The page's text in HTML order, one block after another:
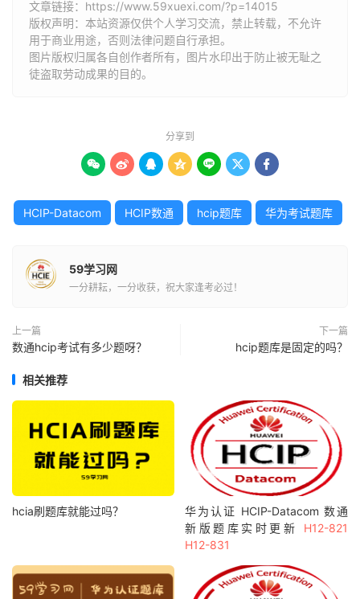
文章链接： https://www.59xuexi.com/?p=14015
版权声明：本站资源仅供个人学习交流，禁止转载，不允许
用于商业用途，否则法律问题自行承担。
图片版权归属各自创作者所有，图片水印出于防止被无耻之
徒盗取劳动成果的目的。
分享到
      
HCIP-Datacom HCIP数通 hcip题库 华为考试题库
59学习网
一分耕耘，一分收获，祝大家逢考必过！
上一篇
数通hcip考试有多少题呀？
下一篇
hcip题库是固定的吗？
相关推荐
hcia刷题库就能过吗？
华为认证 HCIP-Datacom 数通
新版题库实时更新 H12-821
H12-831